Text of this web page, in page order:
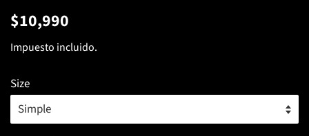
Precio
$10,990
venta
Impuesto incluido.
Size